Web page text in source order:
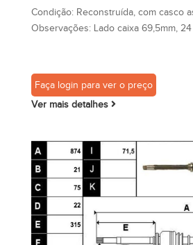
Condição: Reconstruída, com casco
Observações: Lado caixa 69,5mm,
Faça login para ver o preço
Ver mais detalhes